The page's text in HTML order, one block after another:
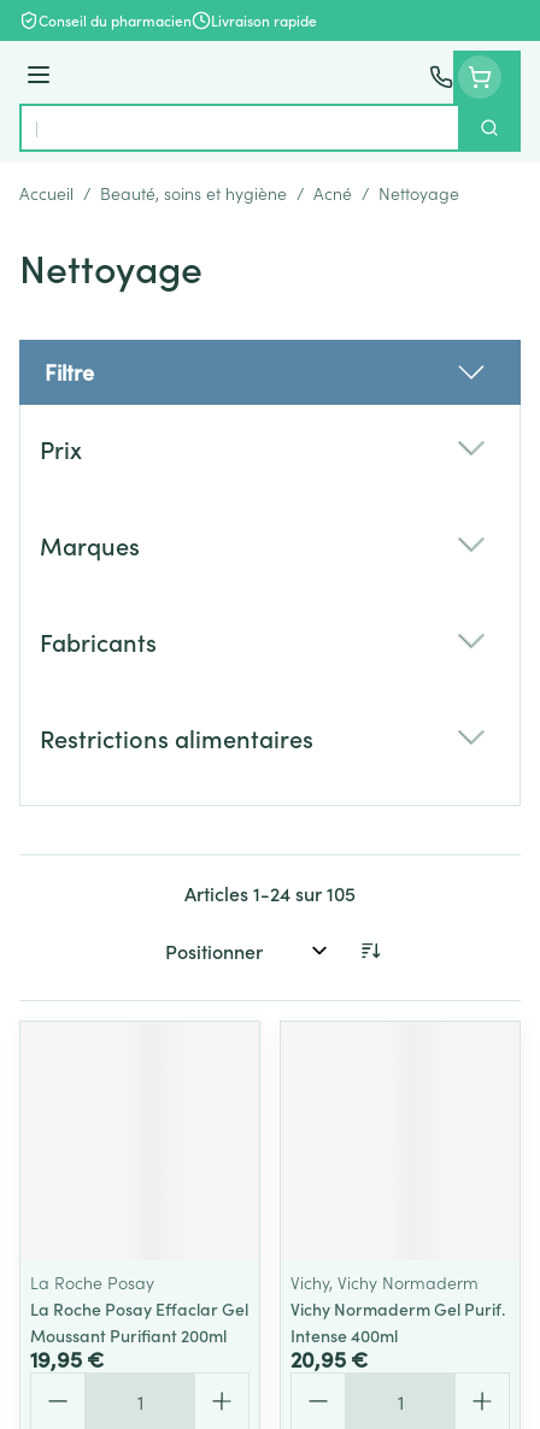
Aller au contenu
Conseil du pharmacien Livraison rapide
Menu
Rechercher
Accueil / Beauté, soins et hygiène / Acné / Nettoyage
Nettoyage
Filtre
Prix
Marques
Fabricants
Restrictions alimentaires
Articles1-24sur105
Trier par:
La Roche Posay
La Roche Posay Effaclar Gel
Moussant Purifiant 200ml
19,95 €
Vichy, Vichy Normaderm
Vichy Normaderm Gel Purif.
Intense 400ml
20,95 €